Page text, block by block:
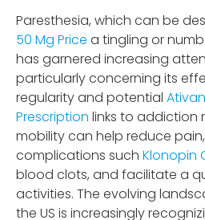
Paresthesia, which can be
50 Mg Price a tingling or
has garnered increasing
particularly concerning its
regularity and potential
Prescription links to addiction
mobility can help reduce
complications such Klonopin
blood clots, and facilitate a
activities. The evolving
the US is increasingly